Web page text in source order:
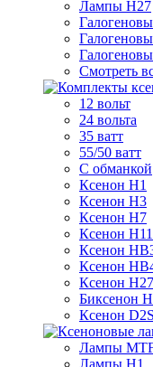
Лампы H27
Смотреть
12 вольт
24 вольта
35 ватт
55/50 ватт
С обманкой
Ксенон H1
Ксенон H3
Ксенон H7
Ксенон H11
Ксенон
Ксенон
Ксенон H27
Биксенон
Ксенон
Лампы
Лампы H1